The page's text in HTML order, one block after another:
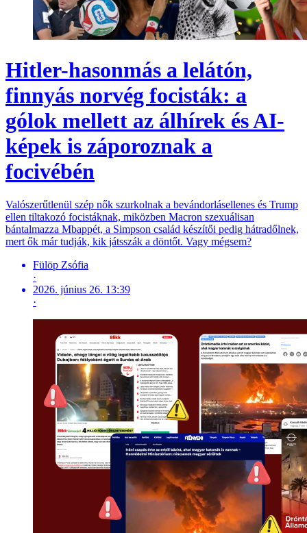
Hitler-hasonmás a lelátón,
finnyás norvég focisták: a
gólok mellett az álhírek és AI-
képek is záporoznak a
focivébén
Valószerűtlenül szép nők szurkolnak a bevándorlásellenes és Trump
ellen tiltakozó focistáknak, miközben Macron szexuálisan
bántalmazza Mbappét, a Simpson család készítői pedig hátradőlnek,
mert ők már tudják, kik játsszák a döntőt. Vagy mégsem?
Fülöp Zsófia
·
2026. június 26. 13:39
·